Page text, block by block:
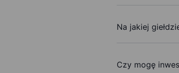
Na jakiej
Czy mogę